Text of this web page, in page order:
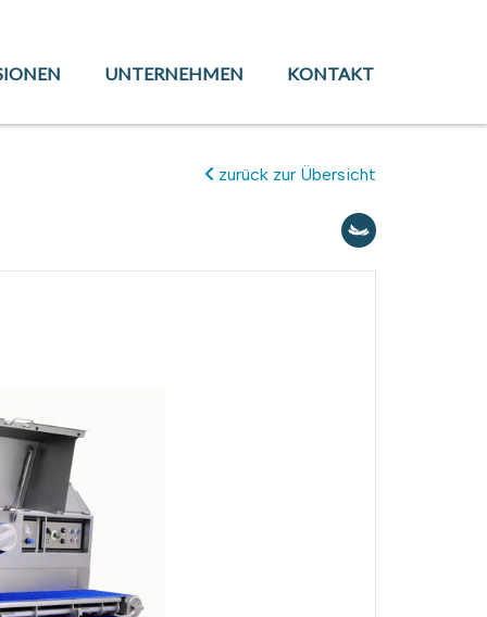
UNTERNEHMEN KONTAKT
zurück zur Übersicht